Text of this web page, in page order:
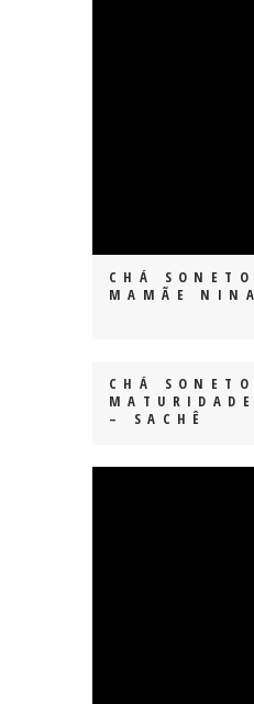
CHÁ
MAMÃE
CHÁ SONETO
– SACHÊ